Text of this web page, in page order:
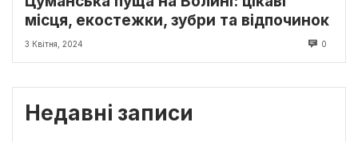
місця, екостежки, зубри та відпочинок
3 Квітня, 2024 0
Недавні записи